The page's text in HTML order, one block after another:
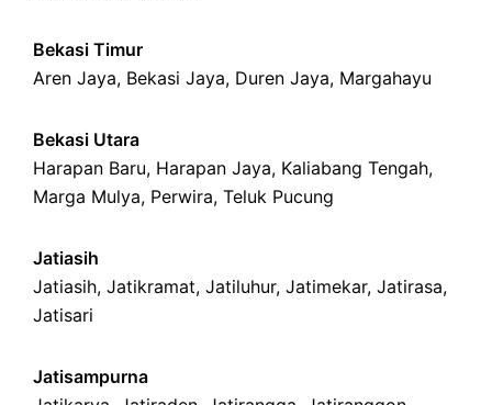
Bekasi Timur
Aren Jaya, Bekasi Jaya, Duren Jaya, Margahayu
Bekasi Utara
Harapan Baru, Harapan Jaya, Kaliabang Tengah,
Marga Mulya, Perwira, Teluk Pucung
Jatiasih
Jatiasih, Jatikramat, Jatiluhur, Jatimekar, Jatirasa,
Jatisari
Jatisampurna